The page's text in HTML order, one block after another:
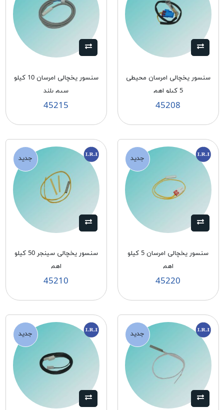
سنسور يخچالی امرسان محيطی
5 كيلو اهم
45208
سنسور يخچالی امرسان 10 كيلو
سيم بلند
45215
جدید
سنسور يخچالی امرسان 5 كيلو
اهم
45220
جدید
سنسور يخچالی سينجر 50 كيلو
اهم
45210
جدید جدید